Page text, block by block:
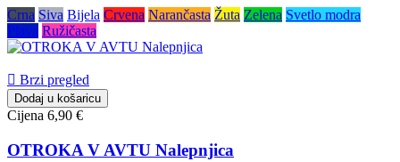
Crna Siva Bijela Crvena Narančasta Žuta Zelena Svetlo modra
Plava Ružičasta
 Brzi pregled
Dodaj u košaricu
Cijena 6,90 €
OTROKA V AVTU Nalepnjica